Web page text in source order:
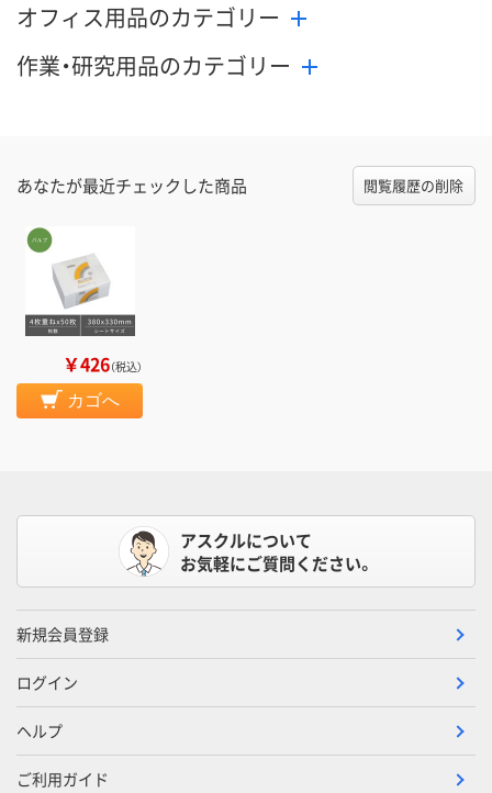
オフィス用品のカテゴリー
作業・研究用品のカテゴリー
あなたが最近チェックした商品 閲覧履歴の削除
￥426（税込）
カゴへ
アスクルについて
お気軽にご質問ください。
新規会員登録
ログイン
ヘルプ
ご利用ガイド